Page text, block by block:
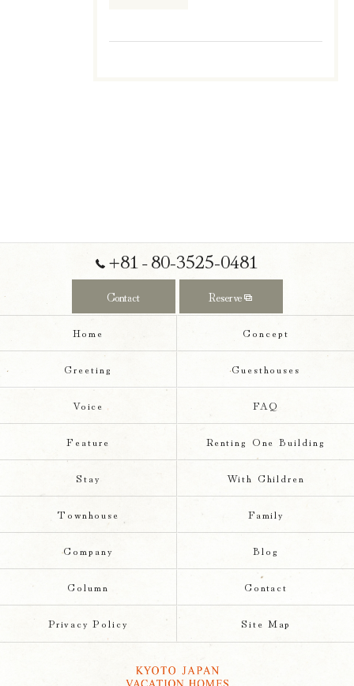
+81‐80-3525-0481
Contact Reserve
Home Concept
Greeting Guesthouses
Voice FAQ
Feature Renting One Building
Stay With Children
Townhouse Family
Company Blog
Column Contact
Privacy Policy Site Map